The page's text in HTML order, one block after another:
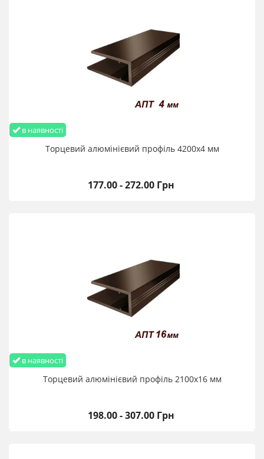
в наявності
Торцевий алюмінієвий профіль 4200х4 мм
177.00 - 272.00 Грн
в наявності
Торцевий алюмінієвий профіль 2100х16 мм
198.00 - 307.00 Грн